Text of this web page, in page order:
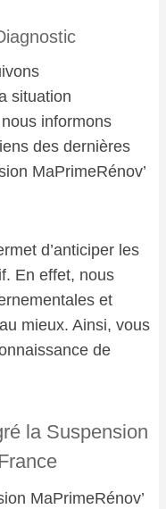
situation
informons
des dernières
MaPrimeRénov’
d’anticiper les
En effet, nous
et
mieux. Ainsi, vous
de
la Suspension
MaPrimeRénov’